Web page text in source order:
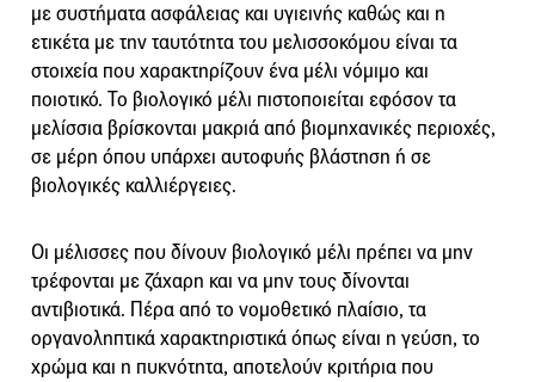
με συστήματα ασφάλειας και υγιεινής καθώς και η
ετικέτα με την ταυτότητα του μελισσοκόμου είναι τα
στοιχεία που χαρακτηρίζουν ένα μέλι νόμιμο και
ποιοτικό. Το βιολογικό μέλι πιστοποιείται εφόσον τα
μελίσσια βρίσκονται μακριά από βιομηχανικές περιοχές,
σε μέρη όπου υπάρχει αυτοφυής βλάστηση ή σε
βιολογικές καλλιέργειες.
Οι μέλισσες που δίνουν βιολογικό μέλι πρέπει να μην
τρέφονται με ζάχαρη και να μην τους δίνονται
αντιβιοτικά. Πέρα από το νομοθετικό πλαίσιο, τα
οργανοληπτικά χαρακτηριστικά όπως είναι η γεύση, το
χρώμα και η πυκνότητα, αποτελούν κριτήρια που